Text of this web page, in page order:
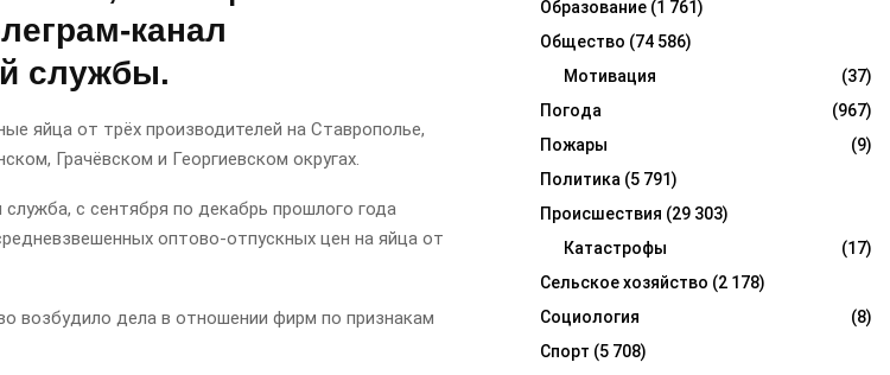
канал
службы.
яйца от трёх производителей на Ставрополье,
Грачёвском и Георгиевском округах.
с сентября по декабрь прошлого года
оптово-отпускных цен на яйца от
возбудило дела в отношении фирм по признакам
Образование (1 761)
Общество (74 586)
Мотивация
(37)
Погода
(967)
Пожары
(9)
Политика (5 791)
Происшествия (29 303)
Катастрофы
(17)
Сельское хозяйство (2 178)
Социология
(8)
Спорт (5 708)